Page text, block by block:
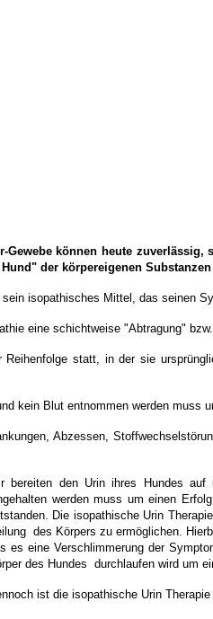
können heute
der körpereigenen
isopathisches Mittel , das seinen
eine schichtweise "Abtragung"
statt, in der sie
kein Blut entnommen werden muss
Abzessen,
bereiten den Urin ihres Hundes auf
werden muss um einen
Die isopathische Urin
des Körpers zu ermöglichen.
es eine Verschlimmerung der
des Hundes durchlaufen wird um
ist die isopathische Urin